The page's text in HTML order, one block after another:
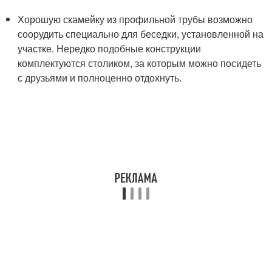
Хорошую скамейку из профильной трубы возможно
соорудить специально для беседки, установленной на
участке. Нередко подобные конструкции
комплектуются столиком, за которым можно посидеть
с друзьями и полноценно отдохнуть.